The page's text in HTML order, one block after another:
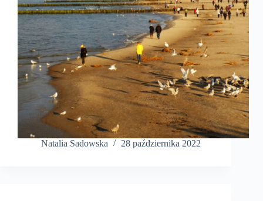
Natalia Sadowska 28 października 2022